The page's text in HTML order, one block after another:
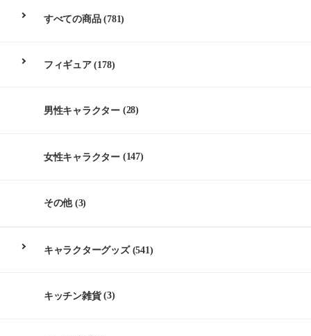
すべての商品(781)
フィギュア(178)
男性キャラクター (28)
女性キャラクター (147)
その他(3)
キャラクターグッズ(541)
キッチン雑貨(3)